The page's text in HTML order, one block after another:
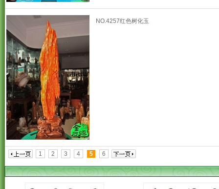
NO.4257红色树化玉
1 2 3 4 5 6